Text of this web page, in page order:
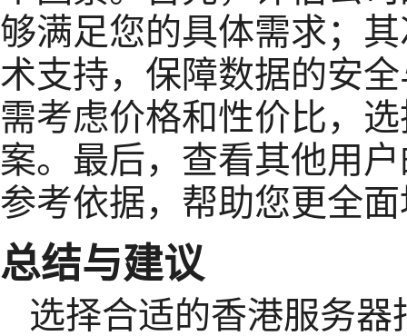
够满足您的具体需求；
术支持，保障数据的安
需考虑价格和性价比，
案。最后，查看其他用
参考依据，帮助您更全
总结与建议
选择合适的香港服务